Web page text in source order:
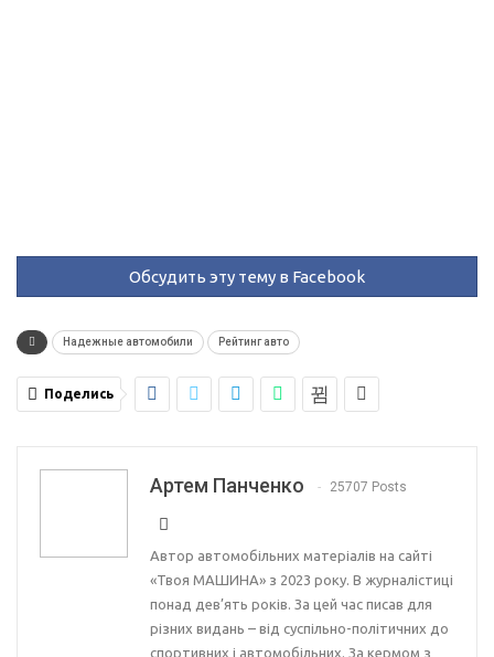
Обсудить эту тему в Facebook
Надежные автомобили Рейтинг авто
Поделись
Артем Панченко 25707 Posts
Автор автомобільних матеріалів на сайті
«Твоя МАШИНА» з 2023 року. В журналістиці
понад дев’ять років. За цей час писав для
різних видань – від суспільно-політичних до
спортивних і автомобільних. За кермом з